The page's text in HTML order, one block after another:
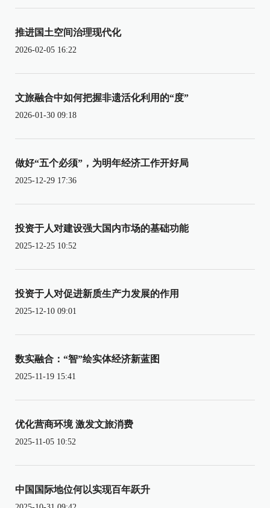
推进国土空间治理现代化
2026-02-05 16:22
文旅融合中如何把握非遗活化利用的“度”
2026-01-30 09:18
做好“五个必须”，为明年经济工作开好局
2025-12-29 17:36
投资于人对建设强大国内市场的基础功能
2025-12-25 10:52
投资于人对促进新质生产力发展的作用
2025-12-10 09:01
数实融合：“智”绘实体经济新蓝图
2025-11-19 15:41
优化营商环境 激发文旅消费
2025-11-05 10:52
中国国际地位何以实现百年跃升